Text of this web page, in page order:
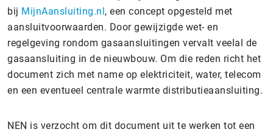
bij MijnAansluiting.nl, een concept opgesteld met
aansluitvoorwaarden. Door gewijzigde wet- en
regelgeving rondom gasaansluitingen vervalt veelal de
gasaansluiting in de nieuwbouw. Om die reden richt het
document zich met name op elektriciteit, water, telecom
en een eventueel centrale warmte distributieaansluiting.
NEN is verzocht om dit document uit te werken tot een